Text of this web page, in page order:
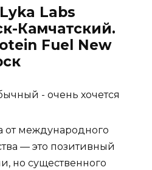
Labs
Камчатский.
Fuel New
- очень хочется
от международного
— это позитивный
но существенного